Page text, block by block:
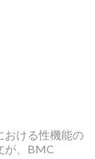
おける性機能の
が、BMC